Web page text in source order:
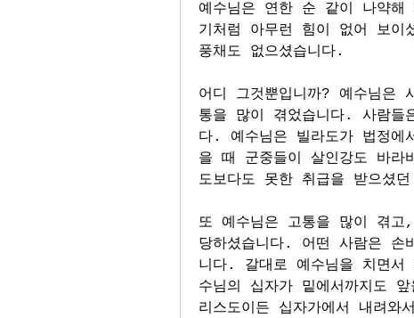
예수님은 연한 순 같이 나약
기처럼 아무런 힘이 없어 보이
풍채도 없으셨습니다.
어디 그것뿐입니까? 예수님
통을 많이 겪었습니다. 사람들
다. 예수님은 빌라도가 법정에
을 때 군중들이 살인강도 바라
도보다도 못한 취급을 받으셨
또 예수님은 고통을 많이 겪
당하셨습니다. 어떤 사람은 손
니다. 갈대로 예수님을 치면서
수님의 십자가 밑에서까지도
리스도이든 십자가에서 내려